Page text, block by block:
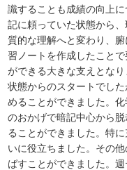
識することも成績の向上
記に頼っていた状態から
質的な理解へと変わり、
習ノートを作成したこと
ができる大きな支えとな
状態からのスタートでし
めることができました。
のおかげで暗記中心から
ることができました。特
いに役立ちました。その
ばすことができました。